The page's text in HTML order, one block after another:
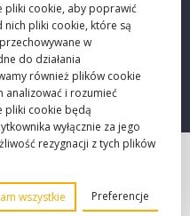
z o.o.
pliki cookie, aby poprawić
pliki cookie, które są
w
do działania
również plików cookie
analizować i rozumieć
pliki cookie będą
wyłącznie za jego
rezygnacji z tych plików
wszystkie Preferencje